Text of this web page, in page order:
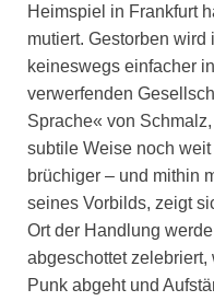
Heimspiel in Frankfurt
mutiert. Gestorben wird
keineswegs einfacher
verwerfenden
Sprache« von
subtile Weise noch
brüchiger – und mithin
seines Vorbilds, zeigt
Ort der Handlung
abgeschottet
Punk abgeht und